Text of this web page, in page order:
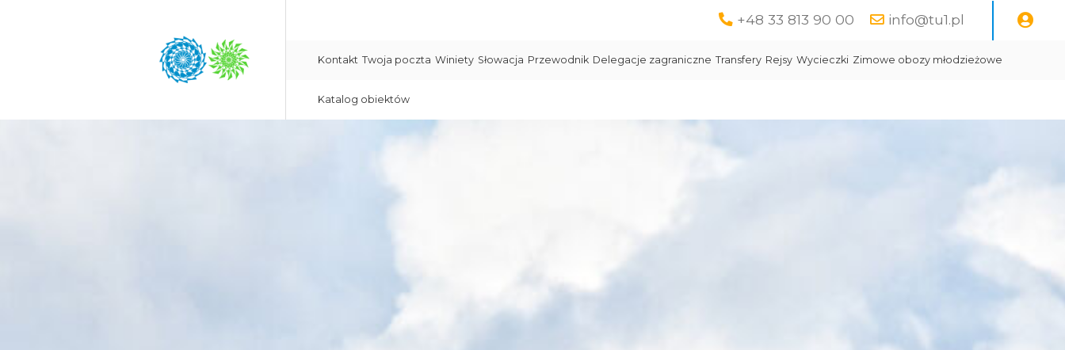
+48 33 813 90 00 info@tu1.pl
Kontakt Twoja poczta Winiety Słowacja Przewodnik Delegacje zagraniczne Transfery Rejsy Wycieczki Zimowe obozy młodzieżowe
Katalog obiektów